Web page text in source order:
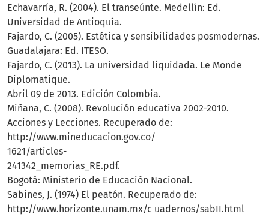
Echavarría, R. (2004). El transeúnte. Medellín: Ed.
Universidad de Antioquía.
Fajardo, C. (2005). Estética y sensibilidades posmodernas.
Guadalajara: Ed. ITESO.
Fajardo, C. (2013). La universidad liquidada. Le Monde
Diplomatique.
Abril 09 de 2013. Edición Colombia.
Miñana, C. (2008). Revolución educativa 2002-2010.
Acciones y Lecciones. Recuperado de:
http://www.mineducacion.gov.co/
1621/articles-
241342_memorias_RE.pdf.
Bogotá: Ministerio de Educación Nacional.
Sabines, J. (1974) El peatón. Recuperado de:
http://www.horizonte.unam.mx/c uadernos/sabII.html